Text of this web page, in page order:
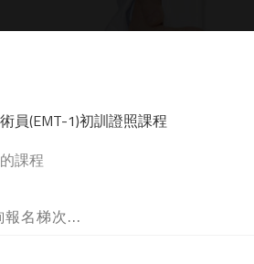
員(EMT-1)初訓證照課程
課程